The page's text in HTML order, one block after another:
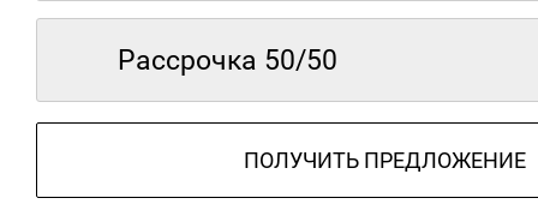
Рассрочка 50/50
ПОЛУЧИТЬ ПРЕДЛОЖЕНИЕ